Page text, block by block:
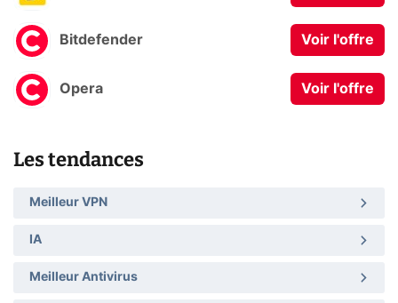
Bitdefender Voir l'offre
Opera Voir l'offre
Les tendances
Meilleur VPN
IA
Meilleur Antivirus